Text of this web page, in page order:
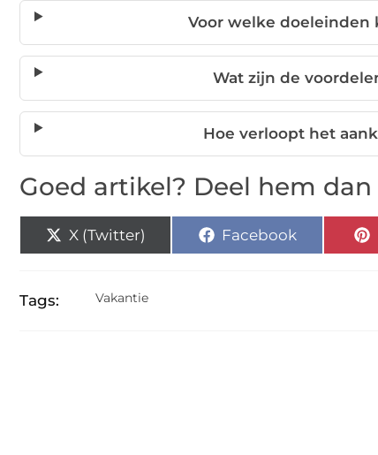
Voor welke doeleinden
Wat zijn de
Hoe verloopt het
Goed artikel? Deel hem dan
X (Twitter) Facebook
Tags: Vakantie